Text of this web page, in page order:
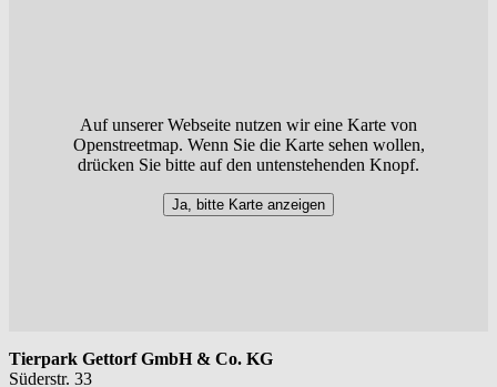
Auf unserer Webseite nutzen wir eine Karte von
Openstreetmap. Wenn Sie die Karte sehen wollen,
drücken Sie bitte auf den untenstehenden Knopf.
Ja, bitte Karte anzeigen
Tierpark Gettorf GmbH & Co. KG
Süderstr. 33